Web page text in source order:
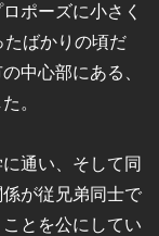
ポーズに小さく
たばかりの頃だ
中心部にある、
。
通い、そして同
が従兄弟同士で
とを公にしてい